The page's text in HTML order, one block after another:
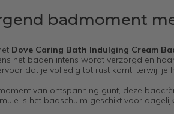
badmoment
Dove Caring Bath Indulging Cream
het baden intens wordt verzorgd en
dat je volledig tot rust komt, terwijl je
van ontspanning gunt, deze
is het badschuim geschikt voor